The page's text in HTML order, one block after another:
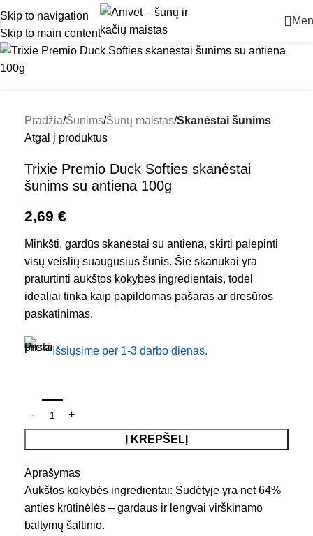
Skip to navigation
Skip to main content
Pradžia Šunims Šunų maistas Skanėstai šunims
Atgal į produktus
Trixie Premio Duck Softies skanėstai
šunims su antiena 100g
2,69 €
Minkšti, gardūs skanėstai su antiena, skirti palepinti
visų veislių suaugusius šunis. Šie skanukai yra
praturtinti aukštos kokybės ingredientais, todėl
idealiai tinka kaip papildomas pašaras ar dresūros
paskatinimas.
Išsiųsime per 1-3 darbo dienas.
Į KREPŠELĮ
Aprašymas
Aukštos kokybės ingredientai: Sudėtyje yra net 64%
anties krūtinėlės – gardaus ir lengvai virškinamo
baltymų šaltinio.